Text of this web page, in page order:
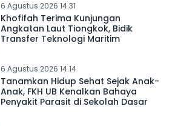
6 Agustus 2026 14.31
Khofifah Terima Kunjungan
Angkatan Laut Tiongkok, Bidik
Transfer Teknologi Maritim
6 Agustus 2026 14.14
Tanamkan Hidup Sehat Sejak Anak-
Anak, FKH UB Kenalkan Bahaya
Penyakit Parasit di Sekolah Dasar